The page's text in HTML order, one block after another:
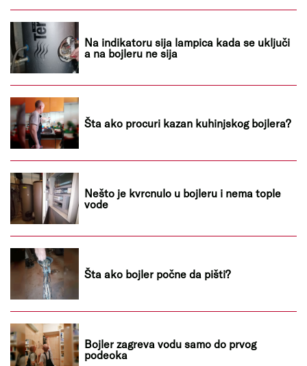
Na indikatoru sija lampica kada se uključi
a na bojleru ne sija
Šta ako procuri kazan kuhinjskog bojlera?
Nešto je kvrcnulo u bojleru i nema tople
vode
Šta ako bojler počne da pišti?
Bojler zagreva vodu samo do prvog
podeoka